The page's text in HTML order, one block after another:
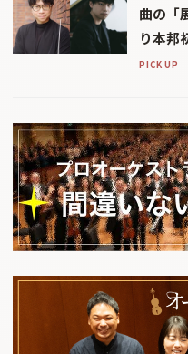
曲の「
り本邦
PICK UP